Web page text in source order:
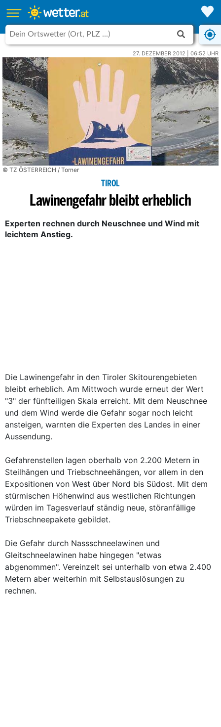
27. DEZEMBER 2012 | 06:52 UHR
© TZ ÖSTERREICH / Torner
TIROL
Lawinengefahr bleibt erheblich
Experten rechnen durch Neuschnee und Wind mit
leichtem Anstieg.
Die Lawinengefahr in den Tiroler Skitourengebieten
bleibt erheblich. Am Mittwoch wurde erneut der Wert
"3" der fünfteiligen Skala erreicht. Mit dem Neuschnee
und dem Wind werde die Gefahr sogar noch leicht
ansteigen, warnten die Experten des Landes in einer
Aussendung.
Gefahrenstellen lagen oberhalb von 2.200 Metern in
Steilhängen und Triebschneehängen, vor allem in den
Expositionen von West über Nord bis Südost. Mit dem
stürmischen Höhenwind aus westlichen Richtungen
würden im Tagesverlauf ständig neue, störanfällige
Triebschneepakete gebildet.
Die Gefahr durch Nassschneelawinen und
Gleitschneelawinen habe hingegen "etwas
abgenommen". Vereinzelt sei unterhalb von etwa 2.400
Metern aber weiterhin mit Selbstauslösungen zu
rechnen.